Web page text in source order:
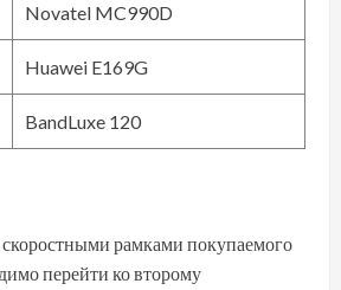
Novatel MC990D
Huawei E169G
BandLuxe 120
рамками покупаемого
перейти ко второму